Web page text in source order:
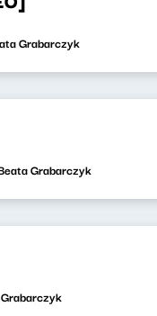
Grabarczyk
Grabarczyk